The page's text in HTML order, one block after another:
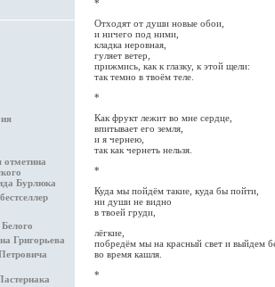
Бурлюка
Григорьева
*
Отходят от души новые обои,
и ничего под ними,
кладка неровная,
гуляет ветер,
прижмись, как к глазку, к этой щели:
так темно в твоём теле.
*
Как фрукт лежит во мне сердце,
впитывает его земля,
и я чернею,
так как чернеть нельзя.
*
Куда мы пойдём такие, куда бы пойти,
ни души не видно
в твоей груди,
лёгкие,
побредём мы на красный свет и выйдем
во время кашля.
*